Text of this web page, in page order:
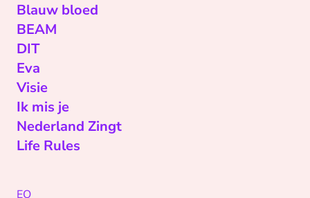
Blauw bloed
BEAM
DIT
Eva
Visie
Ik mis je
Nederland Zingt
Life Rules
EO